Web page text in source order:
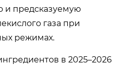
и предсказуемую
газа при
режимах.
в 2025–2026